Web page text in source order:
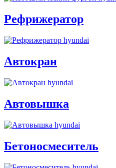
Рефрижератор
Автокран
Автовышка
Бетоносмеситель